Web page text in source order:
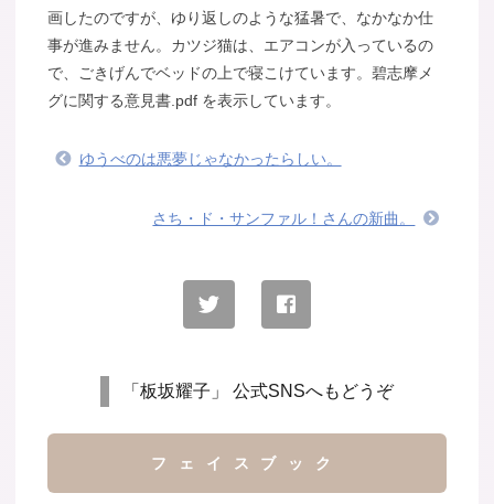
画したのですが、ゆり返しのような猛暑で、なかなか仕
事が進みません。カツジ猫は、エアコンが入っているの
で、ごきげんでベッドの上で寝こけています。碧志摩メ
グに関する意見書.pdf を表示しています。
ゆうべのは悪夢じゃなかったらしい。
さち・ド・サンファル！さんの新曲。
「板坂耀子」 公式SNSへもどうぞ
フェイスブック